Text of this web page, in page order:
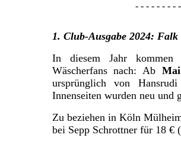
- - - - - - - - - - - - - - - - - -
1. Club-Ausgabe 2024:
In diesem Jahr kommen
Wäscherfans nach: Ab
ursprünglich von
Innenseiten wurden neu
Zu beziehen in Köln
bei Sepp Schrottner für 18 €